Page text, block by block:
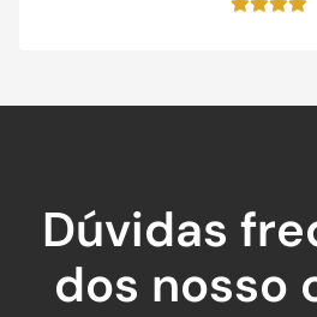
Dúvidas
dos nosso